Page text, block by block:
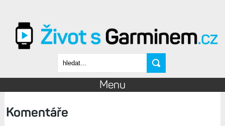
Vyhledávání
Menu
Komentáře